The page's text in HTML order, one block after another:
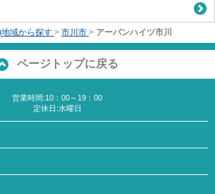
域から探す > 市川市 > アーバンハイツ市川
ページトップに戻る
営業時間:10：00～19：00
定休日:水曜日